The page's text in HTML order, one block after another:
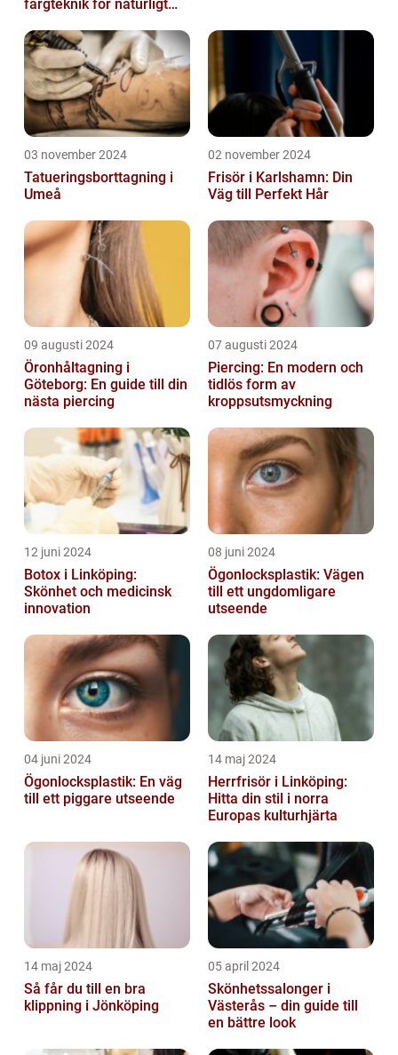
färgteknik för naturligt
03 november 2024
Tatueringsborttagning i
Umeå
02 november 2024
Frisör i Karlshamn: Din
Väg till Perfekt Hår
09 augusti 2024
Öronhåltagning i
Göteborg: En guide till din
nästa piercing
07 augusti 2024
Piercing: En modern och
tidlös form av
kroppsutsmyckning
12 juni 2024
Botox i Linköping:
Skönhet och medicinsk
innovation
08 juni 2024
Ögonlocksplastik: Vägen
till ett ungdomligare
utseende
04 juni 2024
Ögonlocksplastik: En väg
till ett piggare utseende
14 maj 2024
Herrfrisör i Linköping:
Hitta din stil i norra
Europas kulturhjärta
14 maj 2024
Så får du till en bra
klippning i Jönköping
05 april 2024
Skönhetssalonger i
Västerås – din guide till
en bättre look